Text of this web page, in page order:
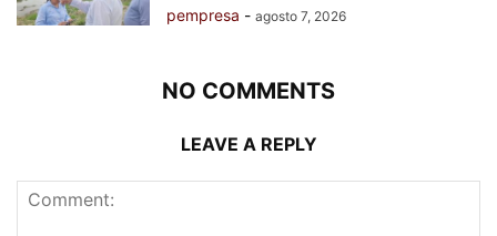
pempresa - agosto 7, 2026
NO COMMENTS
LEAVE A REPLY